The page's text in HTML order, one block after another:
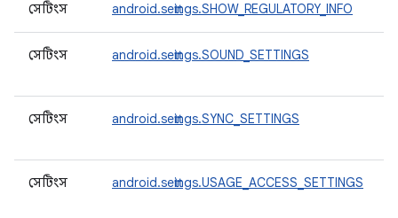
সেটিংস android.settings.SHOW_REGULATORY_INFO
সেটিংস android.settings.SOUND_SETTINGS
সেটিংস android.settings.SYNC_SETTINGS
সেটিংস android.settings.USAGE_ACCESS_SETTINGS